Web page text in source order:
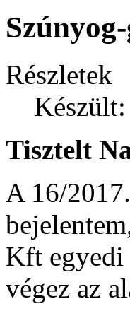
Részletek
Tisztelt
A 16/
Kft egyedi
végez az